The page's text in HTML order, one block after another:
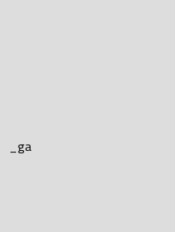
_ga